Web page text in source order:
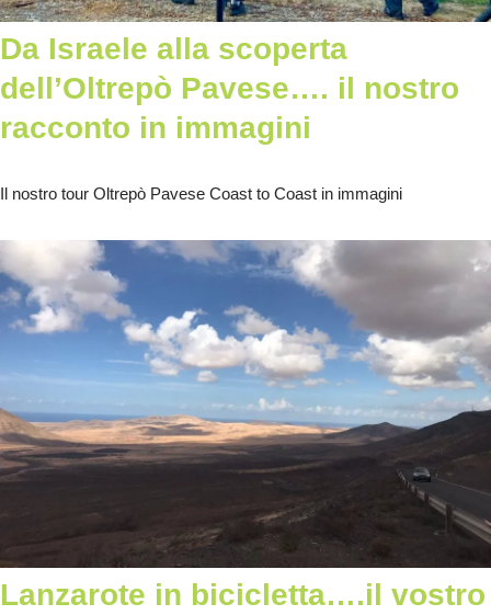
Da Israele alla scoperta
dell’Oltrepò Pavese…. il nostro
racconto in immagini
Il nostro tour Oltrepò Pavese Coast to Coast in immagini
Lanzarote in bicicletta….il vostro